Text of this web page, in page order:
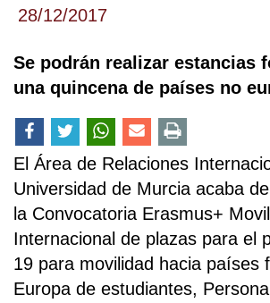
28/12/2017
Se podrán realizar estancias
una quincena de países no
El Área de Relaciones
Universidad de Murcia acaba
la Convocatoria Erasmus+
Internacional de plazas para el
19 para movilidad hacia países
Europa de estudiantes,